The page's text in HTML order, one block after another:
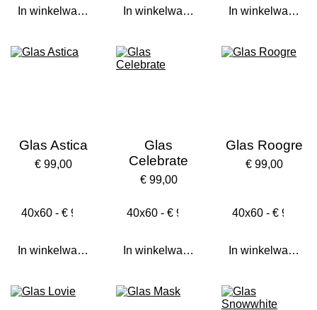
In winkelwagen In winkelwagen In winkelwagen
Glas Astica
€ 99,00
In winkelwagen
Glas
Celebrate
€ 99,00
In winkelwagen
Glas Roogre
€ 99,00
In winkelwagen